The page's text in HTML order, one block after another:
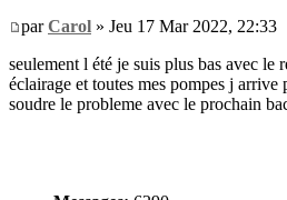
parCarol » Jeu 17 Mar 2022, 22:33
seulement l été je suis plus bas avec
éclairage et toutes mes pompes j arrive
soudre le probleme avec le prochain